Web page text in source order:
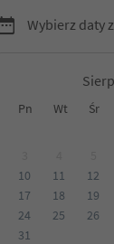
Wybierz daty
Pn Wt Śr
10
11 12
17
18 19
24
25 26
31
Kategoria